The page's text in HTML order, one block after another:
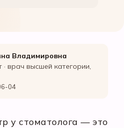
Владимировна
· врач высшей категории,
04
у стоматолога — это